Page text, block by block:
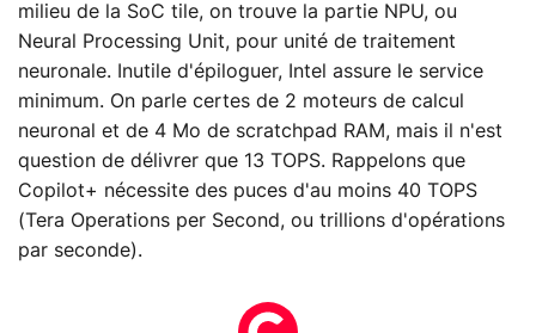
milieu de la SoC tile, on trouve la partie NPU, ou
Neural Processing Unit, pour unité de traitement
neuronale. Inutile d'épiloguer, Intel assure le service
minimum. On parle certes de 2 moteurs de calcul
neuronal et de 4 Mo de scratchpad RAM, mais il n'est
question de délivrer que 13 TOPS. Rappelons que
Copilot+ nécessite des puces d'au moins 40 TOPS
(Tera Operations per Second, ou trillions d'opérations
par seconde).